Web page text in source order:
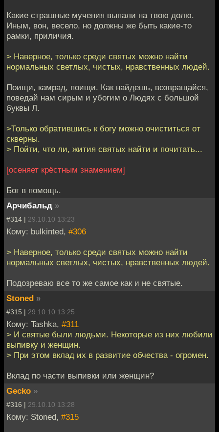
Какие страшные мучения выпали на твою долю.
Иным, вон, весело, но должны же быть какие-то
рамки, приличия.
> Наверное, только среди святых можно найти
нормальных светлых, чистых, нравственных людей.
Поищи, камрад, поищи. Как найдешь, возвращайся,
поведай нам сирым и убогим о Людях с большой
буквы Л.
>Только обратившись к богу можно очиститься от
скверны.
> Пойти, что ли, жития святых найти и почитать...
[осеняет крёстным знамением]
Бог в помощь.
Арчибальд »
#314 | 29.10.10 13:23
Кому: bulkinted, #306
> Наверное, только среди святых можно найти
нормальных светлых, чистых, нравственных людей.
Подозреваю все то же самое как и не святые.
Stoned »
#315 | 29.10.10 13:25
Кому: Tashka, #311
> И святые были людьми. Некоторые из них любили
выпивку и женщин.
> При этом вклад их в развитие обчества - огромен.
Вклад по части выпивки или женщин?
Gecko »
#316 | 29.10.10 13:28
Кому: Stoned, #315